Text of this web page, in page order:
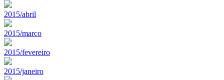
2015/abril
2015/marco
2015/fevereiro
2015/janeiro